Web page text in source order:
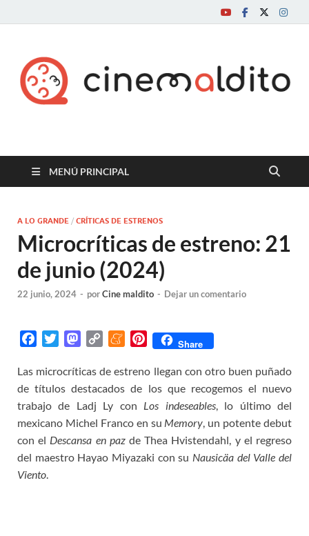
Cine maldito
MENÚ PRINCIPAL
A LO GRANDE / CRÍTICAS DE ESTRENOS
Microcríticas de estreno: 21
de junio (2024)
22 junio, 2024 - porCine maldito - Dejar un comentario
c
e
b
o
o
k
i
t
t
e
r
M
s
t
o
d
o
n
p
y
L
i
n
k
M
n
a
m
e
P
n
t
e
r
e
s
Share
Las microcríticas de estreno llegan con otro buen puñado
de títulos destacados de los que recogemos el nuevo
trabajo de Ladj Ly con Los indeseables, lo último del
mexicano Michel Franco en su Memory, un potente debut
con el Descansa en pazde Thea Hvistendahl, y el regreso
del maestro Hayao Miyazaki con su Nausicäa del Valle del
Viento.